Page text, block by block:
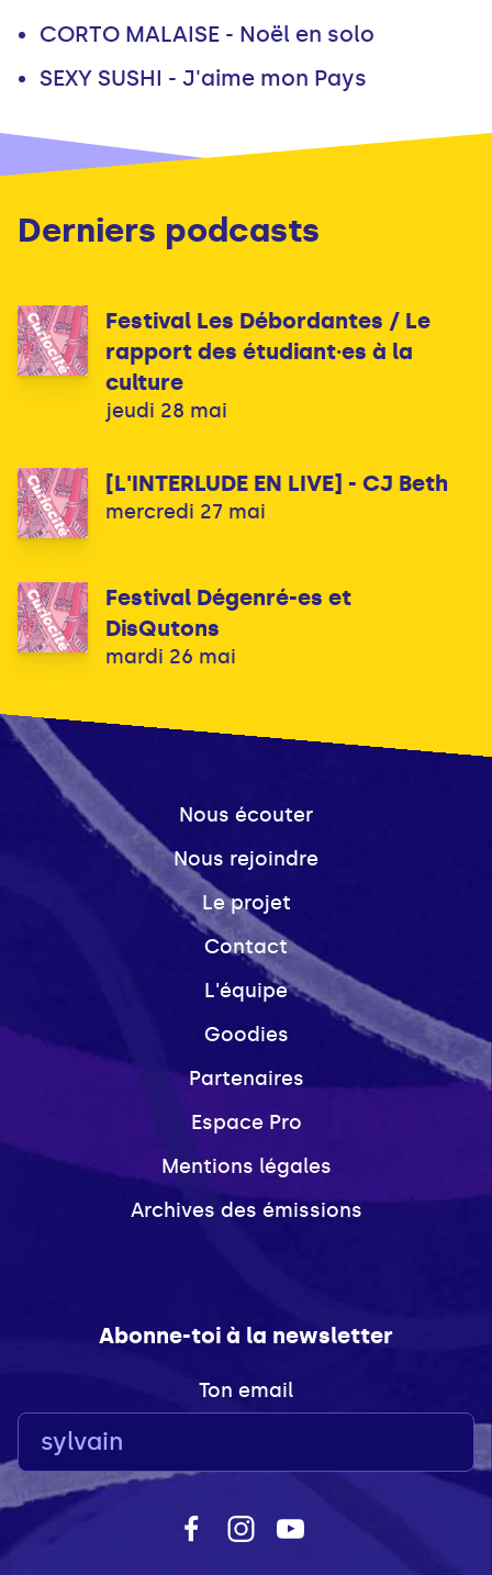
Derniers podcasts
Festival Les Débordantes / Le
rapport des étudiant·es à la
culture
jeudi 28 mai
[L'INTERLUDE EN LIVE] - CJ Beth
mercredi 27 mai
Festival Dégenré-es et
DisQutons
mardi 26 mai
Nous écouter
Nous rejoindre
Le projet
Contact
L'équipe
Goodies
Partenaires
Espace Pro
Mentions légales
Archives des émissions
Abonne-toi à la newsletter
Ton email